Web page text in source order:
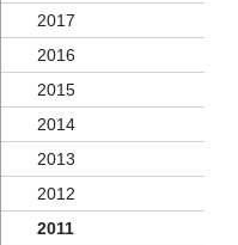
2017
2016
2015
2014
2013
2012
2011